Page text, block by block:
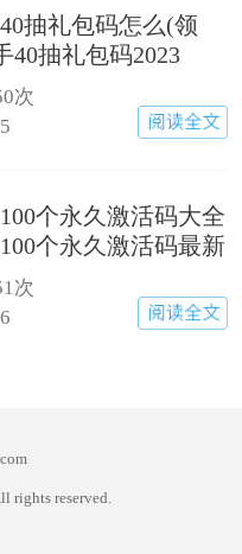
抽礼包码怎么(领
40抽礼包码2023
次
个永久激活码大全
个永久激活码最新
次
rights reserved.